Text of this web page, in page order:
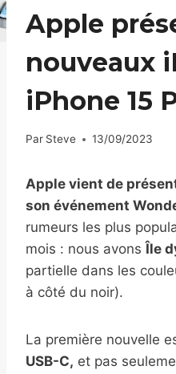
Apple
nouveaux
iPhone 15
Par Steve 13/09/2023
Apple vient de
son événement
rumeurs les plus
mois : nous avons Île
partielle dans les
à côté du noir).
La première nouvelle
USB-C, et pas